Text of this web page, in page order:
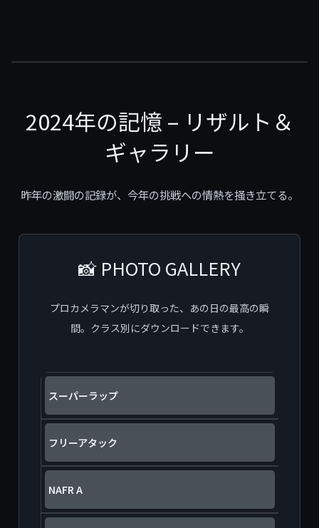
2024年の記憶 – リザルト＆
ギャラリー
昨年の激闘の記録が、今年の挑戦への情熱を掻き立てる。
📸 PHOTO GALLERY
プロカメラマンが切り取った、あの日の最高の瞬
間。クラス別にダウンロードできます。
スーパーラップ
フリーアタック
NAFR A